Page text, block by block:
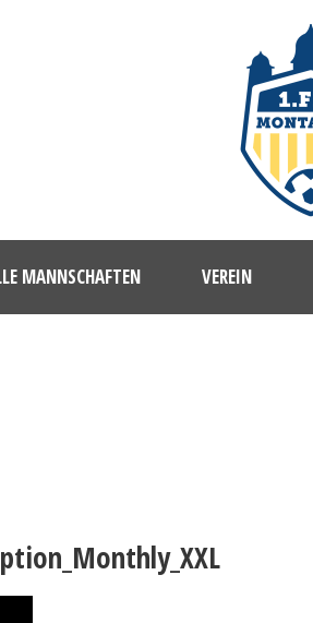
MANNSCHAFTEN VEREIN